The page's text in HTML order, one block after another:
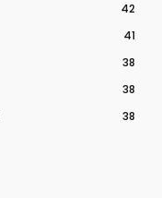
42
41
38
38
38